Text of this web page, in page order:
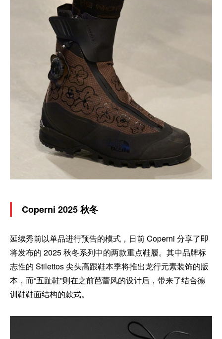
Coperni 2025 秋冬
延续秀前以单品进行预告的模式，日前 Coperni 分享了即
将发布的 2025 秋冬系列中的两款重点鞋履。其中品牌标
志性的 Stilettos 尖头高跟鞋本季将推出龙行元素装饰的版
本，而“五趾鞋”则在之前芭蕾风的设计后，带来了结合德
训鞋鞋面结构的款式。